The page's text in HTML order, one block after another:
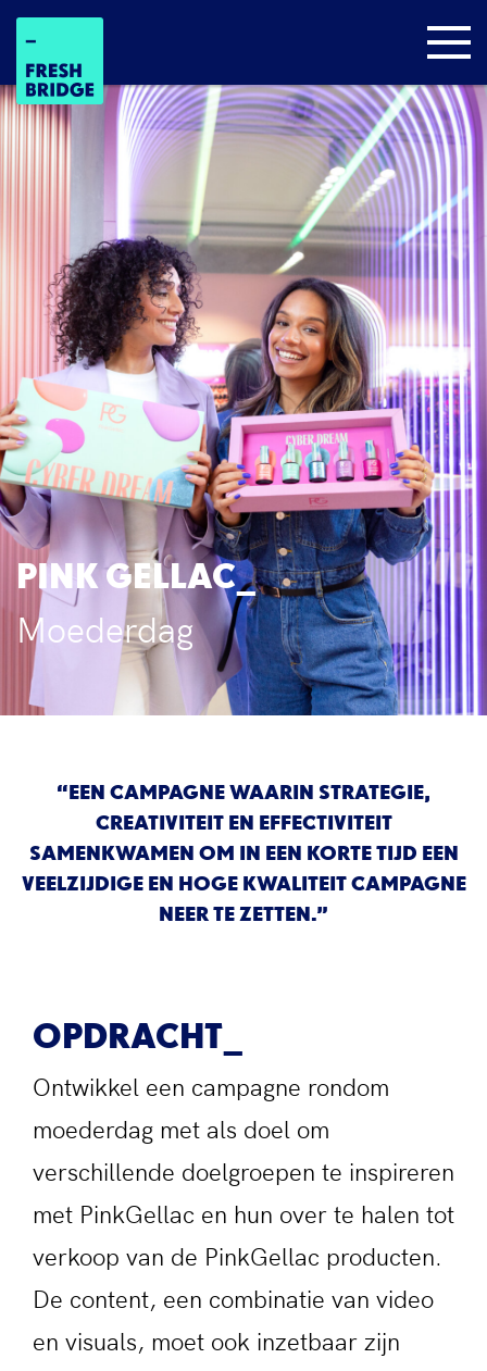
PINK GELLAC
Moederdag
“EEN CAMPAGNE WAARIN STRATEGIE,
CREATIVITEIT EN EFFECTIVITEIT
SAMENKWAMEN OM IN EEN KORTE TIJD EEN
VEELZIJDIGE EN HOGE KWALITEIT CAMPAGNE
NEER TE ZETTEN.”
OPDRACHT
Ontwikkel een campagne rondom
moederdag met als doel om
verschillende doelgroepen te inspireren
met PinkGellac en hun over te halen tot
verkoop van de PinkGellac producten.
De content, een combinatie van video
en visuals, moet ook inzetbaar zijn